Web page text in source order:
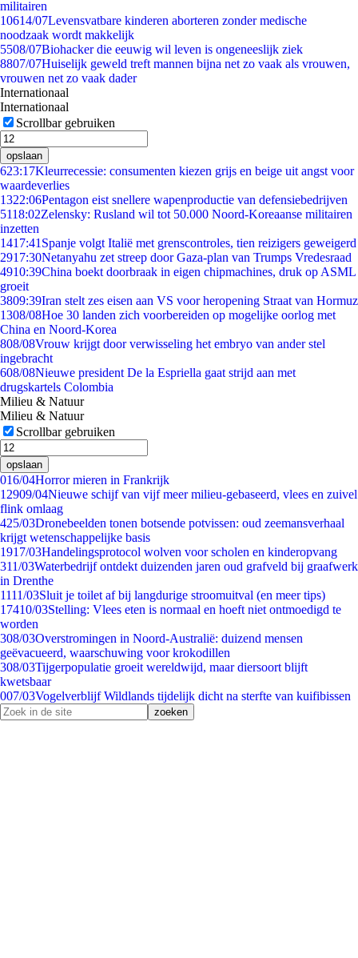
militairen
10614/07Levensvatbare kinderen aborteren zonder medische
noodzaak wordt makkelijk
5508/07Biohacker die eeuwig wil leven is ongeneeslijk ziek
8807/07Huiselijk geweld treft mannen bijna net zo vaak als vrouwen,
vrouwen net zo vaak dader
Internationaal
Internationaal
Scrollbar gebruiken
opslaan
623:17Kleurrecessie: consumenten kiezen grijs en beige uit angst voor
waardeverlies
1322:06Pentagon eist snellere wapenproductie van defensiebedrijven
5118:02Zelensky: Rusland wil tot 50.000 Noord-Koreaanse militairen
inzetten
1417:41 Spanje volgt Italië met grenscontroles, tien reizigers geweigerd
2917:30Netanyahu zet streep door Gaza-plan van Trumps Vredesraad
4910:39China boekt doorbraak in eigen chipmachines, druk op ASML
groeit
3809:39Iran stelt zes eisen aan VS voor heropening Straat van Hormuz
1308/08Hoe 30 landen zich voorbereiden op mogelijke oorlog met
China en Noord-Korea
808/08Vrouw krijgt door verwisseling het embryo van ander stel
ingebracht
608/08Nieuwe president De la Espriella gaat strijd aan met
drugskartels Colombia
Milieu & Natuur
Milieu & Natuur
Scrollbar gebruiken
opslaan
016/04Horror mieren in Frankrijk
12909/04Nieuwe schijf van vijf meer milieu-gebaseerd, vlees en zuivel
flink omlaag
425/03Dronebeelden tonen botsende potvissen: oud zeemansverhaal
krijgt wetenschappelijke basis
1917/03Handelingsprotocol wolven voor scholen en kinderopvang
311/03Waterbedrijf ontdekt duizenden jaren oud grafveld bij graafwerk
in Drenthe
1111/03Sluit je toilet af bij langdurige stroomuitval (en meer tips)
17410/03Stelling: Vlees eten is normaal en hoeft niet ontmoedigd te
worden
308/03Overstromingen in Noord-Australië: duizend mensen
geëvacueerd, waarschuwing voor krokodillen
308/03Tijgerpopulatie groeit wereldwijd, maar diersoort blijft
kwetsbaar
007/03Vogelverblijf Wildlands tijdelijk dicht na sterfte van kuifibissen